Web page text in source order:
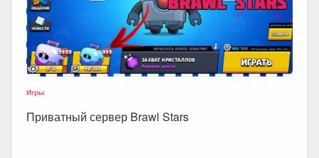
Игры
Приватный сервер Brawl Stars